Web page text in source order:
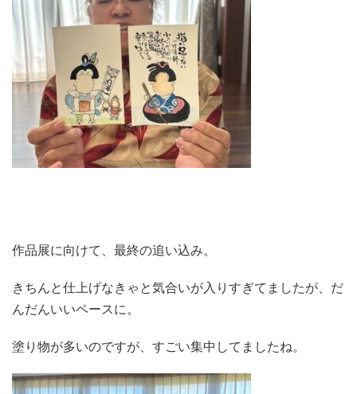
作品展に向けて、最終の追い込み。
きちんと仕上げなきゃと気合いが入りすぎてましたが、だ
んだんいいペースに。
塗り物が多いのですが、すごい集中してましたね。